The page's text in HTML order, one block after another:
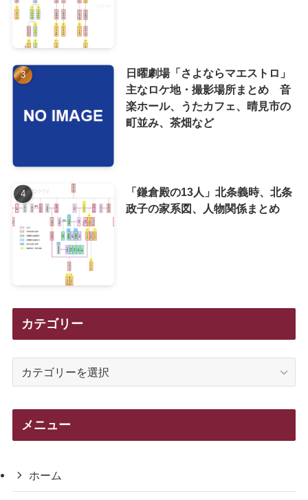
日曜劇場「さよならマエストロ」
主なロケ地・撮影場所まとめ 音
楽ホール、うたカフェ、晴見市の
町並み、茶畑など
「鎌倉殿の13人」北条義時、北条
政子の家系図、人物関係まとめ
カテゴリー
メニュー
ホーム